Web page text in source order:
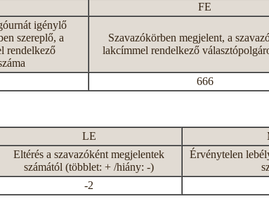
FE
igénylő
szereplő, a
rendelkező
Szavazókörben megjelent, a
lakcímmel rendelkező
666
LE
Eltérés a szavazóként megjelentek
számától (többlet: + /hiány: -)
Érvénytelen
-2